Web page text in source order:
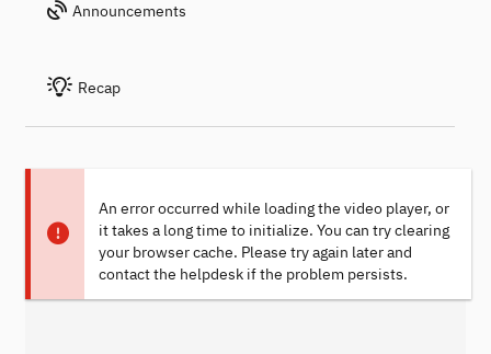
Announcements
Recap
An error occurred while loading the video player, or
it takes a long time to initialize. You can try clearing
your browser cache. Please try again later and
contact the helpdesk if the problem persists.